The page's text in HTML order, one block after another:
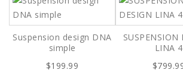
Suspension design DNA
simple
$199.99
SUSPENSION
LINA 4